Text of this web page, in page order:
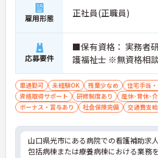
雇用形態 正社員(正職員)
応募要件
■保有資格： 実務者
護福祉士 ※無資格相
車通勤可 未経験OK 残業少なめ 住宅手当
資格取得サポート
研修制度あり
産休･育休･
ボーナス・賞与あり
社会保険完備 交通費支給
山口県光市にある病院での看護補助求
包括病棟または療養病棟における業務